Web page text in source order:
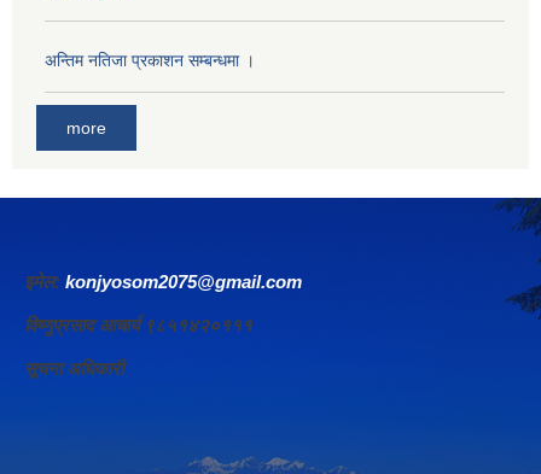
अन्तिम नतिजा प्रकाशन सम्बन्धमा ।
more
इमेल: konjyosom2075@gmail.com
विष्णुप्रसाद आचार्य ९८५१४२०१११
सूचना अधिकारी